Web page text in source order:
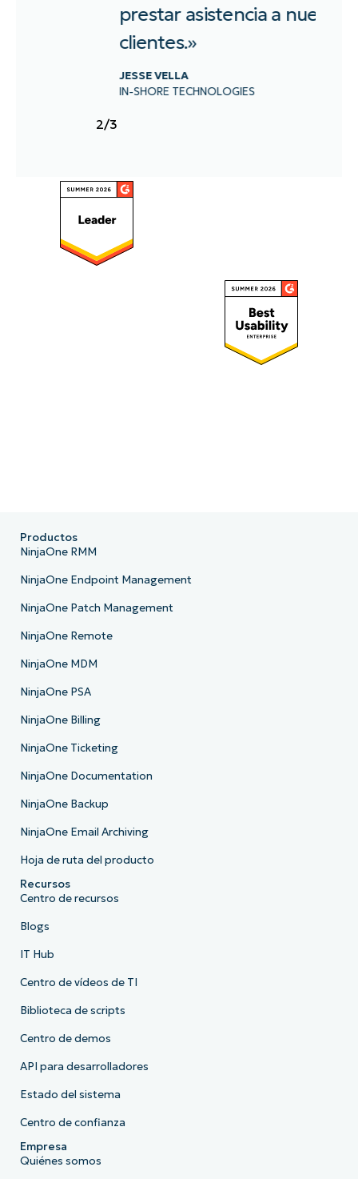
Copia de seguridad
Gestión de dispositivos móviles (MDM)
Acceso remoto
prestar asistencia a nuestros
clientes.»
IN-SHORE TECHNOLOGIES
2/3
Productos
NinjaOne RMM
NinjaOne Endpoint Management
NinjaOne Patch Management
NinjaOne Remote
NinjaOne MDM
NinjaOne PSA
NinjaOne Billing
NinjaOne Ticketing
NinjaOne Documentation
NinjaOne Backup
NinjaOne Email Archiving
Hoja de ruta del producto
Recursos
Centro de recursos
Blogs
IT Hub
Centro de vídeos de TI
Biblioteca de scripts
Centro de demos
API para desarrolladores
Estado del sistema
Centro de confianza
Empresa
Quiénes somos